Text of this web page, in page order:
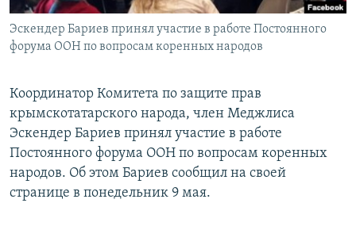
ELIFBE
УКРАИНСКАЯ ПРОБЛЕМА КРЫМА
Все сайты RFE/RL
Эскендер Бариев принял участие в работе Постоянного
форума ООН по вопросам коренных народов
Координатор Комитета по защите прав
крымскотатарского народа, член Меджлиса
Эскендер Бариев принял участие в работе
Постоянного форума ООН по вопросам коренных
народов. Об этом Бариев сообщил на своей
странице в понедельник 9 мая.